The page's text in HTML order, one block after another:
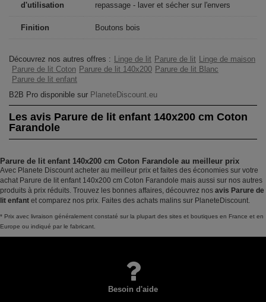
d'utilisation
repassage - laver et sécher sur l'envers
Finition Boutons bois
Découvrez nos autres offres : Linge de lit Parure de lit Linge de maison
Parure de lit Coton Parure de lit 140x200 Parure de lit Blanc
Parure de lit enfant
B2B Pro disponible sur PlaneteDiscount.eu
Les avis Parure de lit enfant 140x200 cm Coton
Farandole
Parure de lit enfant 140x200 cm Coton Farandole au meilleur prix
Avec Planete Discount acheter au meilleur prix et faites des économies sur votre
achat Parure de lit enfant 140x200 cm Coton Farandole mais aussi sur nos autres
produits à prix réduits. Trouvez les bonnes affaires, découvrez nos avis Parure de
lit enfant et comparez nos prix. Faites des achats malins sur PlaneteDiscount.
* Prix avec livraison généralement constaté sur la plupart des sites et boutiques en France et en
Europe ou indiqué par le fabricant.
Besoin d'aide